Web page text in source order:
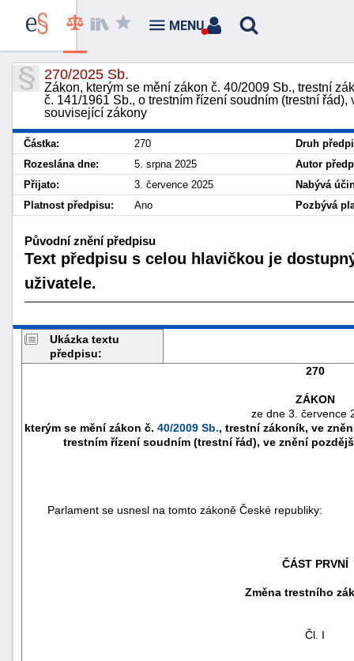
270/2025 Sb.
Zákon, kterým se mění zákon č. 40/2009 Sb., trestní
č. 141/1961 Sb., o trestním řízení soudním (trestní
související zákony
Částka: 270
Druh
Rozeslána dne:
5. srpna 2025
Autor
Přijato:
3. července 2025
Nabývá
Platnost předpisu:
Ano Pozbývá
Původní znění předpisu
Text předpisu s celou hlavičkou je
uživatele.
Ukázka textu
předpisu:
270
ZÁKON
ze dne 3. července
kterým se mění zákon č. 40/2009 Sb., trestní zákoník, ve
trestním řízení soudním (trestní řád), ve znění
Parlament se usnesl na tomto zákoně České republiky:
ČÁST PRVNÍ
Změna trestního
Čl. I
MENU
škody